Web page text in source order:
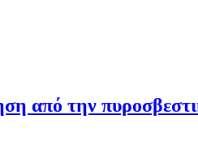
από την